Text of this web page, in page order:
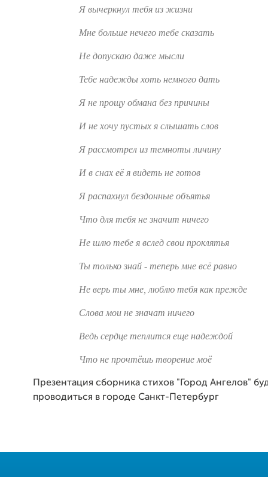
Я вычеркнул тебя из жизни
Мне больше нечего тебе сказать
Не допускаю даже мысли
Тебе надежды хоть немного дать
Я не прощу обмана без причины
И не хочу пустых я слышать слов
Я рассмотрел из темноты личину
И в снах её я видеть не готов
Я распахнул бездонные объятья
Что для тебя не значит ничего
Не шлю тебе я вслед свои проклятья
Ты только знай - теперь мне всё равно
Не верь ты мне, люблю тебя как прежде
Слова мои не значат ничего
Ведь сердце теплится еще надеждой
Что не прочтёшь творение моё
Презентация сборника стихов "Город Ангелов"
проводиться в городе Санкт-Петербург